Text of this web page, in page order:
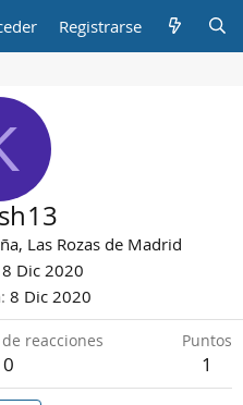
Registrarse
Las Rozas de Madrid
8 Dic 2020
8 Dic 2020
reacciones
0
Puntos
1